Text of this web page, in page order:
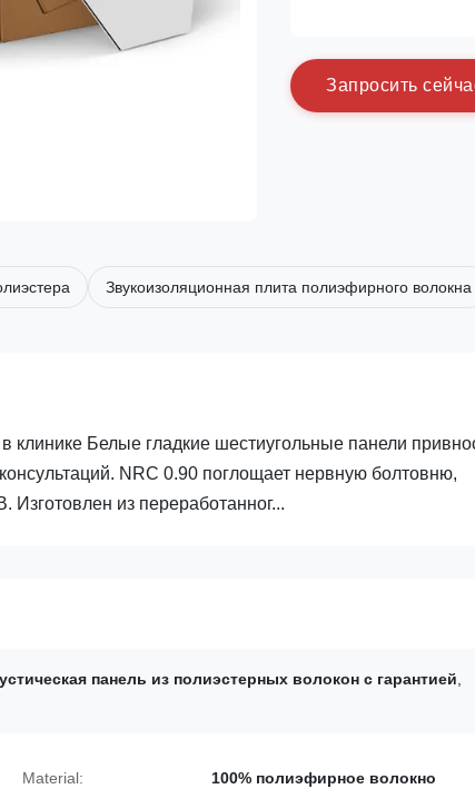
Запросить сейча
Звукоизоляционная плита полиэфирного волокна
клинике Белые гладкие шестиугольные панели
NRC 0.90 поглощает нервную болтовню,
из переработанног...
панель из полиэстерных волокон с гарантией,
Material: 100% полиэфирное волокно